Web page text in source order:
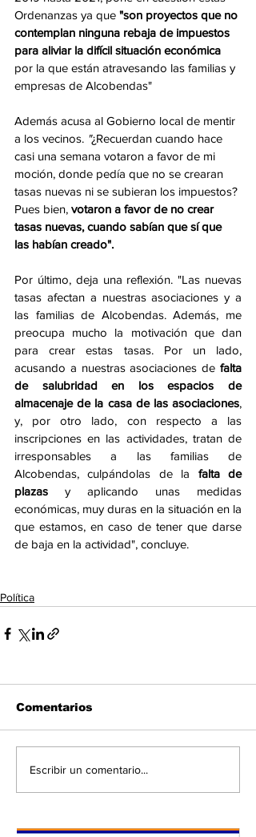
Ordenanzas ya que "son proyectos que no
contemplan ninguna rebaja de impuestos
para aliviar la difícil situación económica
por la que están atravesando las familias y
empresas de Alcobendas"
Además acusa al Gobierno local de mentir
a los vecinos. "¿Recuerdan cuando hace
casi una semana votaron a favor de mi
moción, donde pedía que no se crearan
tasas nuevas ni se subieran los impuestos?
Pues bien, votaron a favor de no crear
tasas nuevas, cuando sabían que sí que
las habían creado".
Por último, deja una reflexión. "Las nuevas
tasas afectan a nuestras asociaciones y a
las familias de Alcobendas. Además, me
preocupa mucho la motivación que dan
para crear estas tasas. Por un lado,
acusando a nuestras asociaciones de falta
de salubridad en los espacios de
almacenaje de la casa de las asociaciones,
y, por otro lado, con respecto a las
inscripciones en las actividades, tratan de
irresponsables a las familias de
Alcobendas, culpándolas de la falta de
plazas y aplicando unas medidas
económicas, muy duras en la situación en la
que estamos, en caso de tener que darse
de baja en la actividad", concluye.
Política
Comentarios
Escribir un comentario...